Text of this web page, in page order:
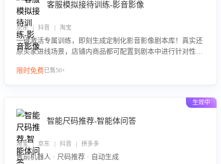
客服模拟接待训练-影音影像
京东 | 抖音 | 淘宝
一键激活专属训练，即刻生成定制化影音影像剧本库！真实还
原买家进线场景，店铺内商品都可配置到剧本中进行针对性训
即开通”，快速获取影音影像类目剧本，一键开启客服培训。
限时免费已售50+
生效中
智能尺码推荐-智能体问答
淘宝 | 京东 | 抖音 | 拼多多
售前机器人 · 尺码推荐 · 自动生成